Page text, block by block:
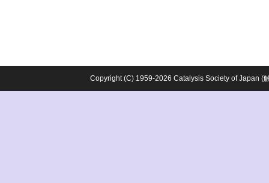
Copyright (C) 1959-2026 Catalysis Society of Japan (